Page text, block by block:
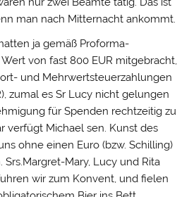
man nach Mitternacht ankommt.
ja gemäß Proforma-
von fast 800 EUR mitgebracht,
und Mehrwertsteuerzahlungen
zumal es Sr Lucy nicht gelungen
für Spenden rechtzeitig zu
verfügt Michael sen. Kunst des
ohne einen Euro (bzw. Schilling)
Srs.Margret-Mary, Lucy und Rita
wir zum Konvent, und fielen